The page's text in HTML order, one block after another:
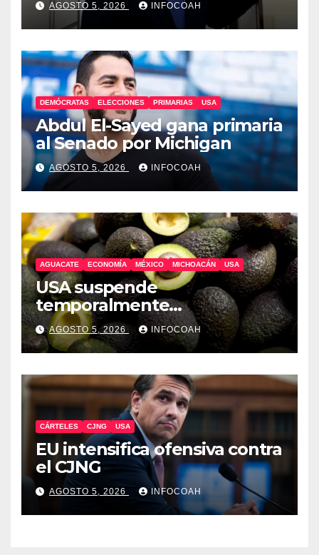
AGOSTO 5, 2026 INFOCOAH
DEMÓCRATAS ELECCIONES PRIMARIAS USA
Abdul El-Sayed gana primaria
al Senado por Michigan
AGOSTO 5, 2026 INFOCOAH
AGUACATE ECONOMÍA MÉXICO MICHOACÁN USA
USA suspende
temporalmente
exportaciones de aguacate
michoacano
AGOSTO 5, 2026 INFOCOAH
CÁRTELES CJNG USA
EU intensifica ofensiva contra
el CJNG
AGOSTO 5, 2026 INFOCOAH